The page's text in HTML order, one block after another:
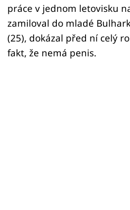
práce v jednom letovisku
zamiloval do mladé
(25), dokázal před ní celý
fakt, že nemá penis.